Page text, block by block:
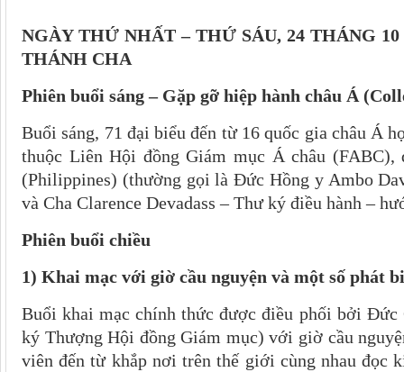
NGÀY THỨ NHẤT – THỨ SÁU, 24 THÁNG
THÁNH CHA
Phiên buổi sáng – Gặp gỡ hiệp hành châu Á
Buổi sáng, 71 đại biểu đến từ 16 quốc gia châu Á
thuộc Liên Hội đồng Giám mục Á châu
(Philippines) (thường gọi là Đức Hồng y Ambo
và Cha Clarence Devadass – Thư ký điều hành –
Phiên buổi chiều
1) Khai mạc với giờ cầu nguyện và một số phát
Buổi khai mạc chính thức được điều phối bởi
ký Thượng Hội đồng Giám mục) với giờ cầu
viên đến từ khắp nơi trên thế giới cùng nhau đọc